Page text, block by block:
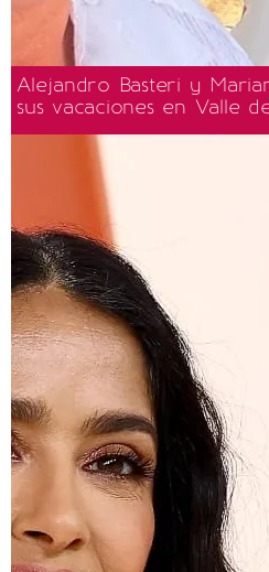
Alejandro Basteri y
sus vacaciones en Valle